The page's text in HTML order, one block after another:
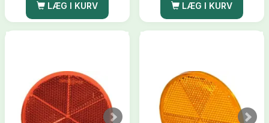
LÆG I KURV LÆG I KURV